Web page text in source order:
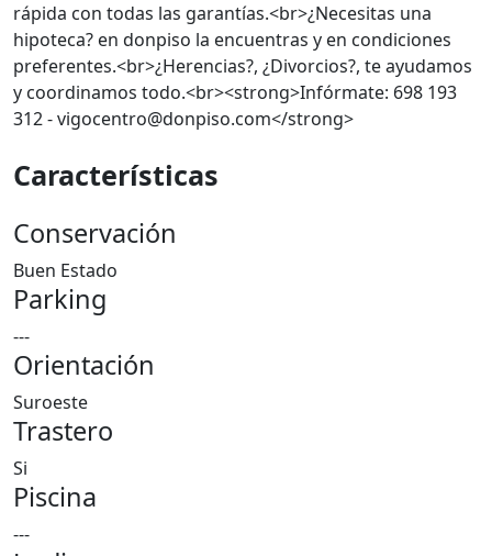
rápida con todas las garantías.<br>¿Necesitas una
hipoteca? en donpiso la encuentras y en condiciones
preferentes.<br>¿Herencias?, ¿Divorcios?, te ayudamos
y coordinamos todo.<br><strong>Infórmate: 698 193
312 - vigocentro@donpiso.com</strong>
Características
Conservación
Buen Estado
Parking
---
Orientación
Suroeste
Trastero
Si
Piscina
---